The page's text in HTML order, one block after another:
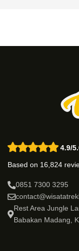
4.9/
Based on 16,824
0851 7300 3295
Rest Area Jungle
Babakan Madang,